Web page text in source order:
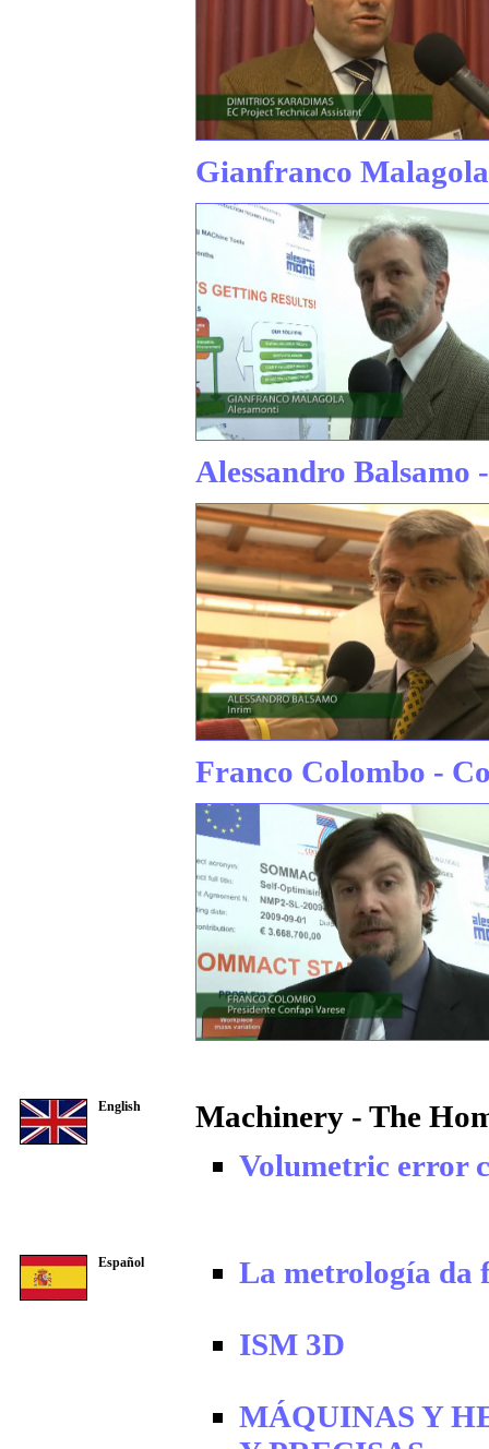
Gianfranco
Alessandro Balsamo
Franco Colombo -
English
Machinery - The
Volumetric error
Español La metrología da
ISM 3D
MÁQUINAS Y